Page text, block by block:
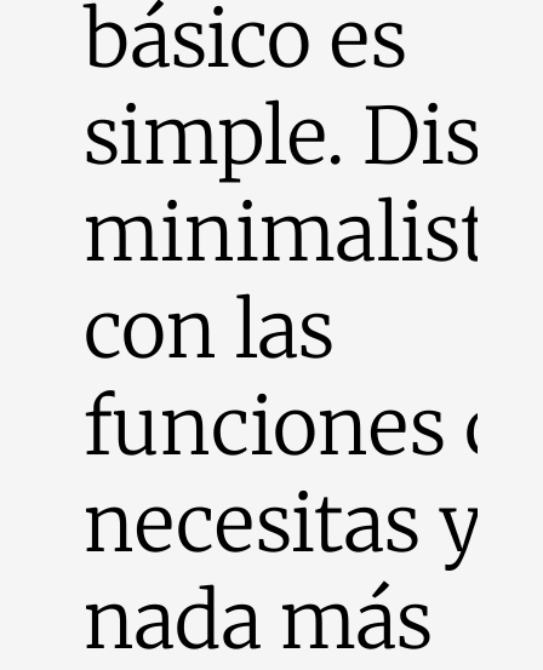
básico es
simple.
minimalista
con las
funciones
necesitas y
nada más